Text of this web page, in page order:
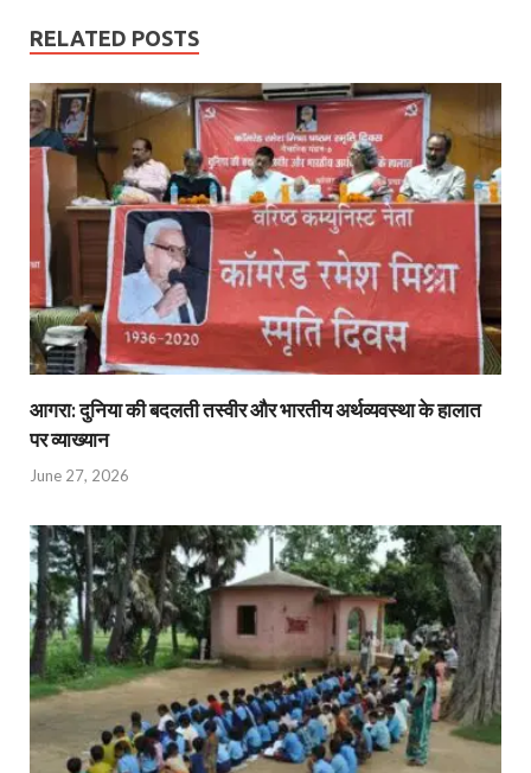
RELATED POSTS
आगरा: दुनिया की बदलती तस्वीर और भारतीय अर्थव्यवस्था के हालात
पर व्याख्यान
June 27, 2026